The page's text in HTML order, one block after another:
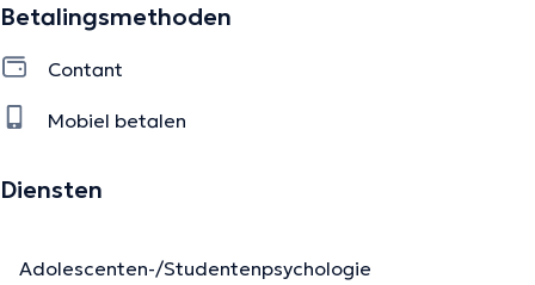
Betalingsmethoden
Contant
Mobiel betalen
Diensten
Adolescenten-/Studentenpsychologie